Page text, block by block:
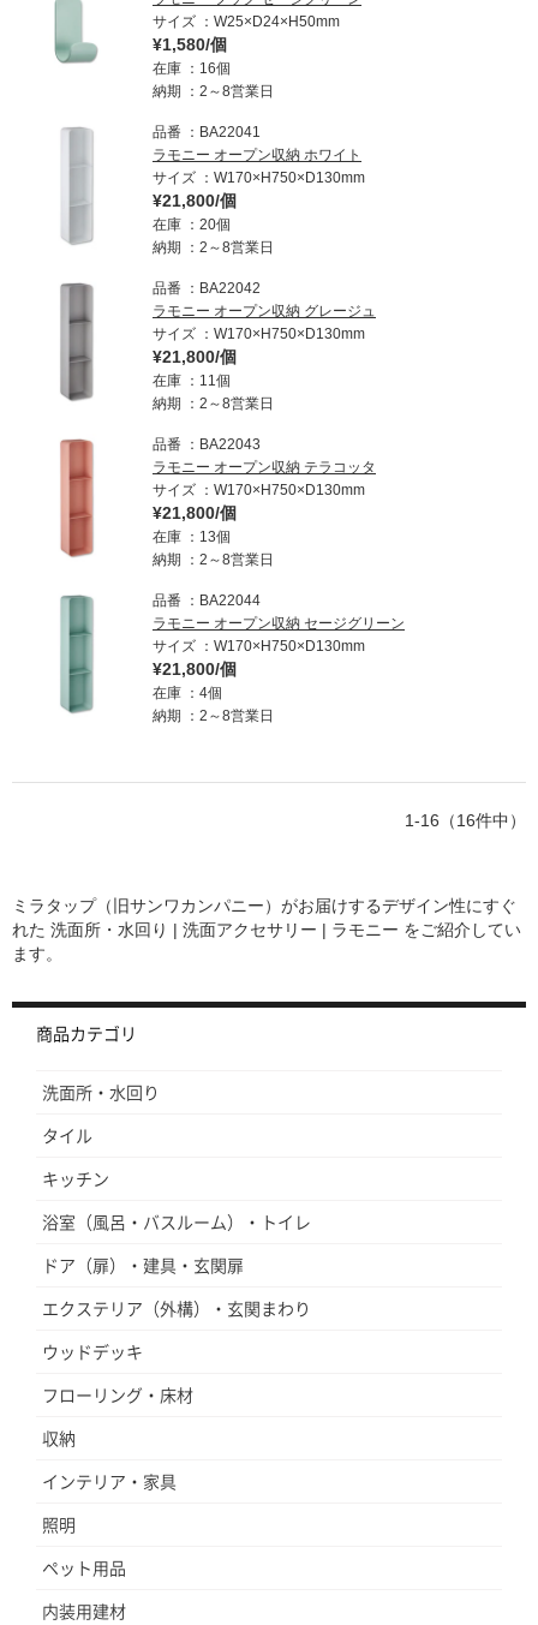
サイズ
W25×D24×H50mm
¥1,580/個
在庫
16個
納期
2～8営業日
品番
BA22041
ラモニー オープン収納 ホワイト
サイズ
W170×H750×D130mm
¥21,800/個
在庫
20個
納期
2～8営業日
品番
BA22042
ラモニー オープン収納 グレージュ
サイズ
W170×H750×D130mm
¥21,800/個
在庫
11個
納期
2～8営業日
品番
BA22043
ラモニー オープン収納 テラコッタ
サイズ
W170×H750×D130mm
¥21,800/個
在庫
13個
納期
2～8営業日
品番
BA22044
ラモニー オープン収納 セージグリーン
サイズ
W170×H750×D130mm
¥21,800/個
在庫
4個
納期
2～8営業日
1-16（16件中）
ミラタップ（旧サンワカンパニー）がお届けするデザイン性にすぐ
れた 洗面所・水回り | 洗面アクセサリー | ラモニー をご紹介してい
ます。
商品カテゴリ
洗面所・水回り
タイル
キッチン
浴室（風呂・バスルーム）・トイレ
ドア（扉）・建具・玄関扉
エクステリア（外構）・玄関まわり
ウッドデッキ
フローリング・床材
収納
インテリア・家具
照明
ペット用品
内装用建材